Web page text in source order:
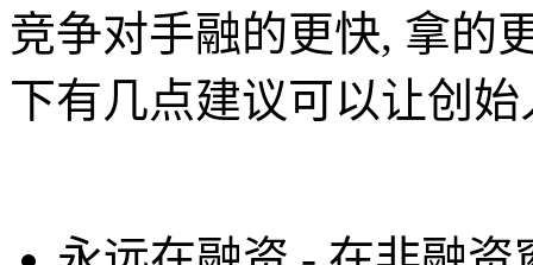
竞争对手融的更快, 拿的
下有几点建议可以让创